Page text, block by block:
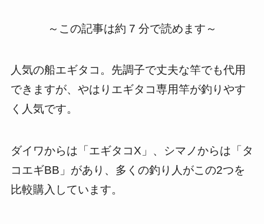
～この記事は約 7 分で読めます～
人気の船エギタコ。先調子で丈夫な竿でも代用
できますが、やはりエギタコ専用竿が釣りやす
く人気です。
ダイワからは「エギタコX」、シマノからは「タ
コエギBB」があり、多くの釣り人がこの2つを
比較購入しています。